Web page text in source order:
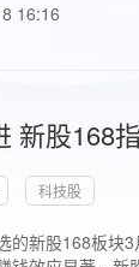
16:16
新股168
科技股
的新股168板块